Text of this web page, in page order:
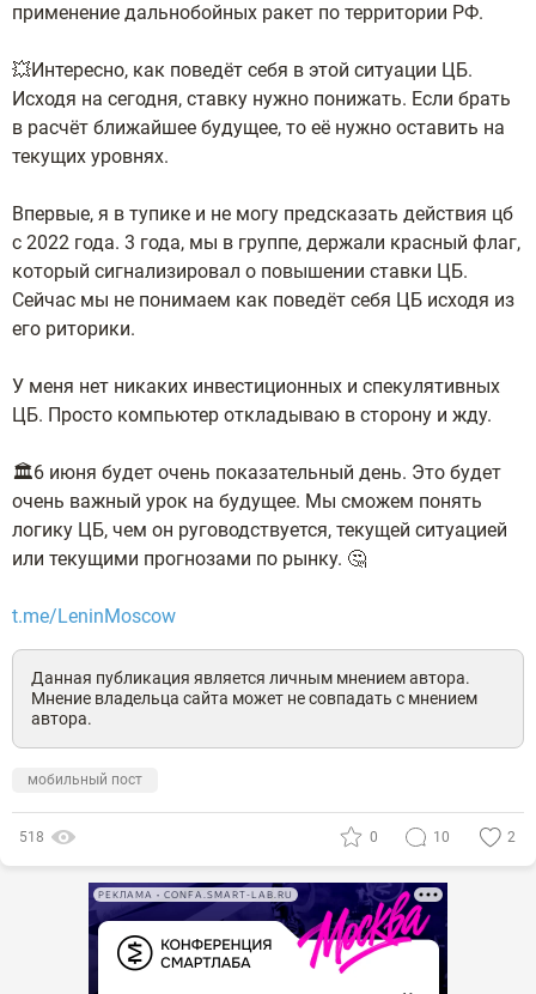
применение дальнобойных ракет по территории РФ.
💥Интересно, как поведёт себя в этой ситуации ЦБ.
Исходя на сегодня, ставку нужно понижать. Если брать
в расчёт ближайшее будущее, то её нужно оставить на
текущих уровнях.
Впервые, я в тупике и не могу предсказать действия цб
с 2022 года. 3 года, мы в группе, держали красный флаг,
который сигнализировал о повышении ставки ЦБ.
Сейчас мы не понимаем как поведёт себя ЦБ исходя из
его риторики.
У меня нет никаких инвестиционных и спекулятивных
ЦБ. Просто компьютер откладываю в сторону и жду.
🏛️6 июня будет очень показательный день. Это будет
очень важный урок на будущее. Мы сможем понять
логику ЦБ, чем он руговодствуется, текущей ситуацией
или текущими прогнозами по рынку. 🤔
t.me/LeninMoscow
Данная публикация является личным мнением автора.
Мнение владельца сайта может не совпадать с мнением
автора.
мобильный пост
518 0 10 2
РЕКЛАМА • CONFA.SMART-LAB.RU